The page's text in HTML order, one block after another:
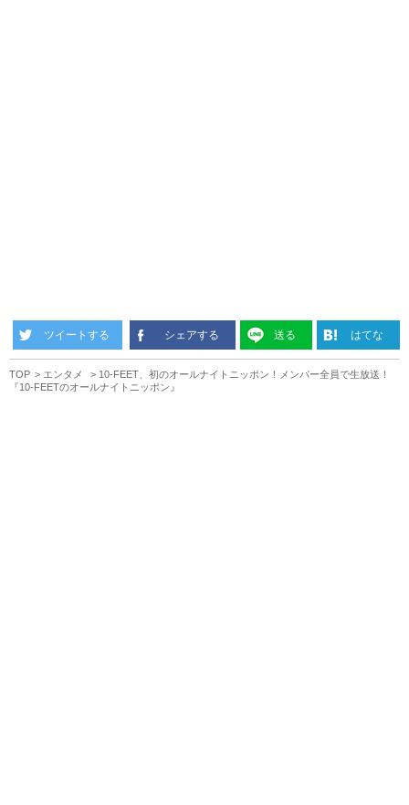
ツイートする シェアする 送る はてな
TOP エンタメ
10-FEET、初のオールナイトニッポン！メンバー全員で生放送！
『10-FEETのオールナイトニッポン』